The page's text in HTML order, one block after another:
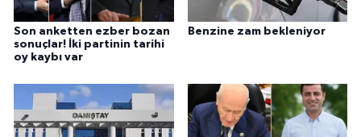
Son anketten ezber bozan
sonuçlar! İki partinin tarihi
oy kaybı var
Benzine zam bekleniyor